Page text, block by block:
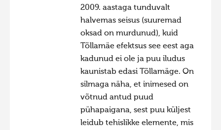
Hiite kuvavõistlus 2018
Hiite kuvavõistlus 2017
Hiite kuvavõistlus 2015
Hiite kuvavõistlus 2014
Hiite kuvavõistlus 2012
Hiite kuvavõistlus 2011
2009. aastaga tunduvalt
halvemas seisus (suuremad
oksad on murdunud), kuid
Tõllamäe efektsus see eest aga
kadunud ei ole ja puu iludus
kaunistab edasi Tõllamäge. On
silmaga näha, et inimesed on
võtnud antud puud
pühapaigana, sest puu küljest
leidub tehislikke elemente, mis